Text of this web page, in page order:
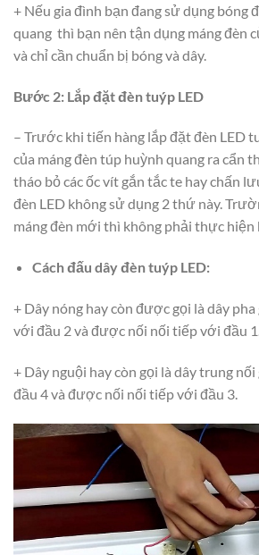
+ Nếu gia đình bạn đang sử dụng bóng
quang thì bạn nên tận dụng máng đèn
và chỉ cần chuẩn bị bóng và dây.
Bước 2: Lắp đặt đèn tuýp LED
– Trước khi tiến hàng lắp đặt đèn LED
của máng đèn túp huỳnh quang ra cẩn
tháo bỏ các ốc vít gắn tắc te hay chấn
đèn LED không sử dụng 2 thứ này.
máng đèn mới thì không phải thực hiện
Cách đấu dây đèn tuýp LED:
+ Dây nóng hay còn được gọi là dây
với đầu 2 và được nối nối tiếp với đầu
+ Dây nguội hay còn gọi là dây trung
đầu 4 và được nối nối tiếp với đầu 3.